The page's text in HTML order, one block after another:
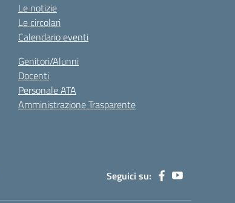
Le notizie
Le circolari
Calendario eventi
Genitori/Alunni
Docenti
Personale ATA
Amministrazione Trasparente
Seguici su: